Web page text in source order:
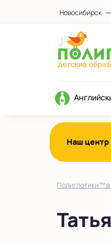
Новосибирск
Наш центр
Полиглотики™